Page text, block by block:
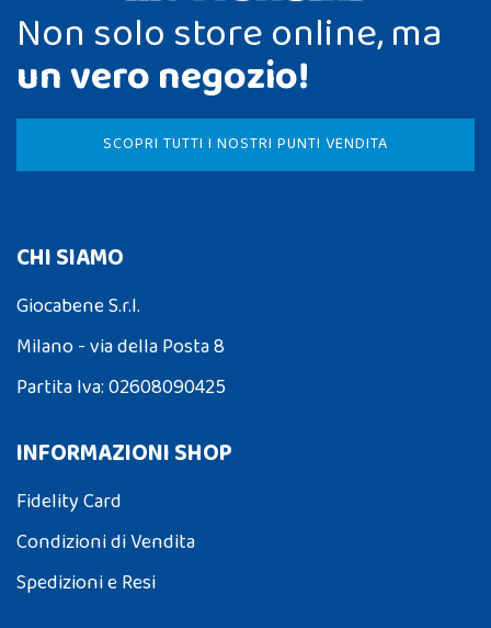
Non solo store online, ma
un vero negozio!
SCOPRI TUTTI I NOSTRI PUNTI VENDITA
CHI SIAMO
Giocabene S.r.l.
Milano - via della Posta 8
Partita Iva: 02608090425
INFORMAZIONI SHOP
Fidelity Card
Condizioni di Vendita
Spedizioni e Resi